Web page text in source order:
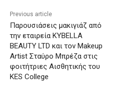
Previous article
Παρουσιάσεις μακιγιάζ από
την εταιρεία KYBELLA
BEAUTY LTD και τον Makeup
Artist Σταύρο Μπρέζα στις
φοιτήτριες Αισθητικής του
KES College